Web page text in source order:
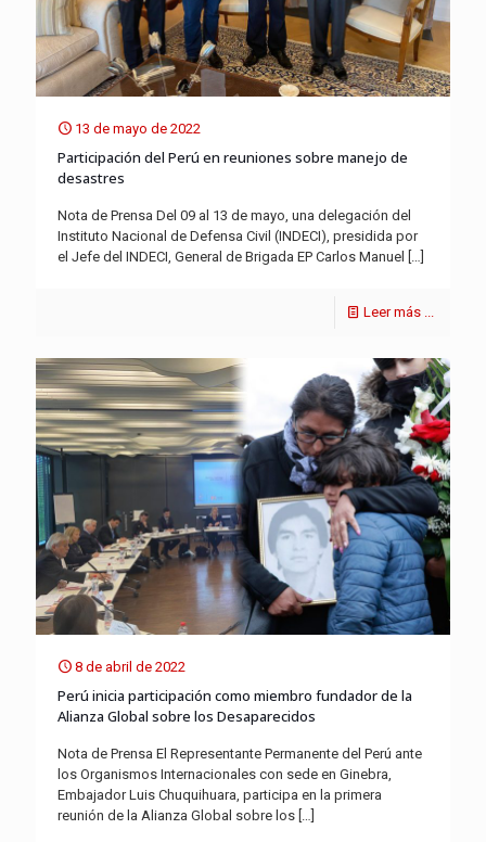
13 de mayo de 2022
Participación del Perú en reuniones sobre manejo de
desastres
Nota de Prensa Del 09 al 13 de mayo, una delegación del
Instituto Nacional de Defensa Civil (INDECI), presidida por
el Jefe del INDECI, General de Brigada EP Carlos Manuel
Leer más ...
8 de abril de 2022
Perú inicia participación como miembro fundador de la
Alianza Global sobre los Desaparecidos
Nota de Prensa El Representante Permanente del Perú ante
los Organismos Internacionales con sede en Ginebra,
Embajador Luis Chuquihuara, participa en la primera
reunión de la Alianza Global sobre los […]